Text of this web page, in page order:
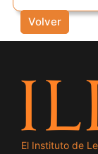
Volver
El Instituto de